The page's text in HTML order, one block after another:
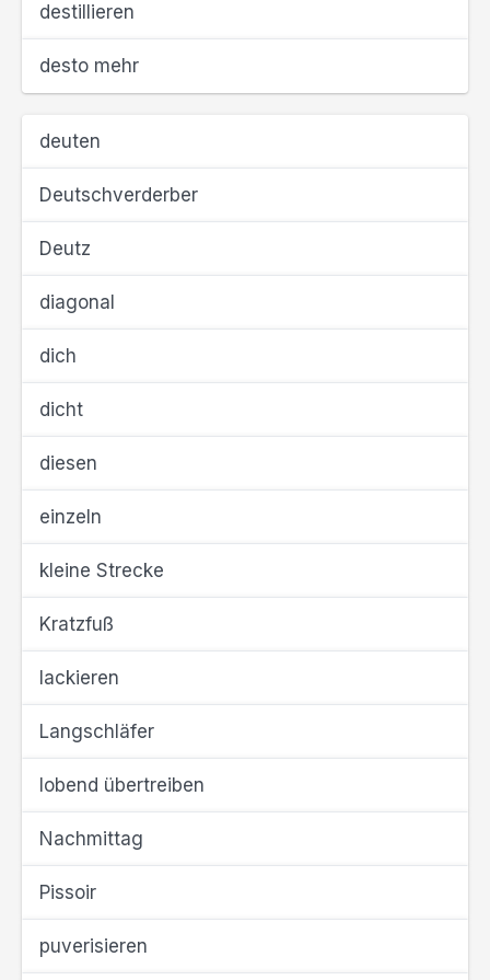
destillieren
desto mehr
deuten
Deutschverderber
Deutz
diagonal
dich
dicht
diesen
einzeln
kleine Strecke
Kratzfuß
lackieren
Langschläfer
lobend übertreiben
Nachmittag
Pissoir
puverisieren